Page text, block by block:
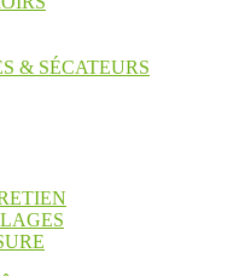
& SÉCATEURS